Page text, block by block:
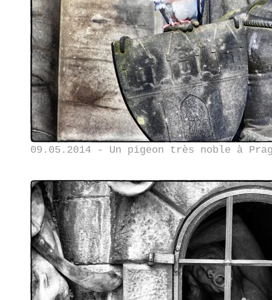
09.05.2014 - Un pigeon très noble à